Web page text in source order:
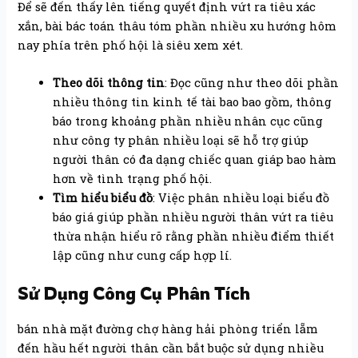
Để sẽ đến thấy lên tiếng quyết định vứt ra tiêu xác
xắn, bài bác toán thâu tóm phần nhiều xu hướng hôm
nay phía trên phố hội là siêu xem xét.
Theo dõi thông tin: Đọc cũng như theo dõi phần
nhiều thông tin kinh tế tài bao bao gồm, thông
báo trong khoảng phần nhiều nhân cục cũng
như công ty phân nhiều loại sẽ hỗ trợ giúp
người thân có đa dạng chiếc quan giáp bao hàm
hơn về tình trạng phố hội.
Tìm hiểu biểu đồ: Việc phân nhiều loại biểu đồ
báo giá giúp phần nhiều người thân vứt ra tiêu
thừa nhận hiểu rõ rằng phần nhiều điểm thiết
lập cũng như cung cấp hợp lí.
Sử Dụng Công Cụ Phân Tích
bán nhà mặt đường chợ hàng hải phòng triển lẵm
đến hầu hết người thân cần bắt buộc sử dụng nhiều